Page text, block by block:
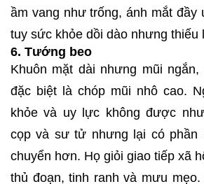
ầm vang như trống, ánh mắt
tuy sức khỏe dồi dào nhưng thiếu
6. Tướng beo
Khuôn mặt dài nhưng mũi
đặc biệt là chóp mũi nhô cao.
khỏe và uy lực không được
cọp và sư tử nhưng lại có phần
chuyển hơn. Họ giỏi giao tiếp xã
thủ đoạn, tinh ranh và mưu